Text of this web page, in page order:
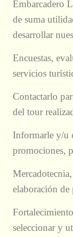
Embarcadero
de suma
desarrollar
Encuestas,
servicios
Contactarlo
del tour
Informarle y/u
promociones,
elaboración de
seleccionar y